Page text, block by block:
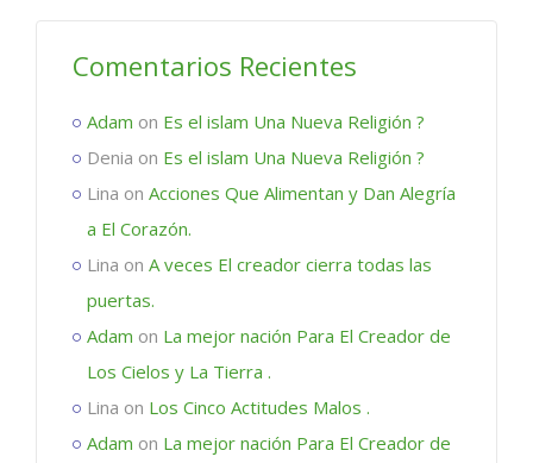
Comentarios Recientes
Adam on Es el islam Una Nueva Religión ?
Denia on Es el islam Una Nueva Religión ?
Lina on Acciones Que Alimentan y Dan Alegría
a El Corazón.
Lina on A veces El creador cierra todas las
puertas.
Adam on La mejor nación Para El Creador de
Los Cielos y La Tierra .
Lina on Los Cinco Actitudes Malos .
Adam on La mejor nación Para El Creador de